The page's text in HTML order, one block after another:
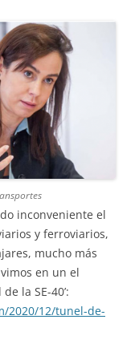
inconveniente el
y ferroviarios,
mucho más
en un el
la SE-40’:
2020/12/tunel-de-